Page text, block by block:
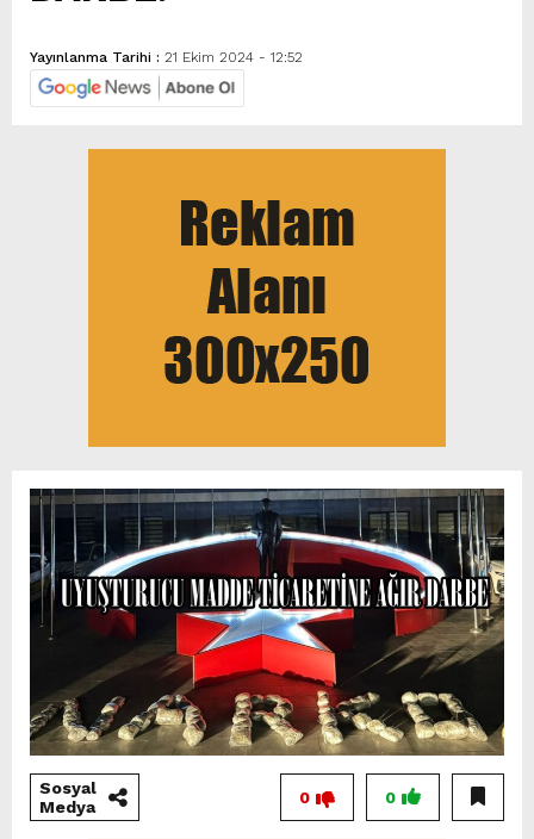
Yayınlanma Tarihi : 21 Ekim 2024 - 12:52
Sosyal
Medya
0
0